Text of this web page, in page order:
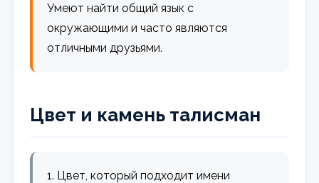
Умеют найти общий язык с
окружающими и часто являются
отличными друзьями.
Цвет и камень талисман
1. Цвет, который подходит имени